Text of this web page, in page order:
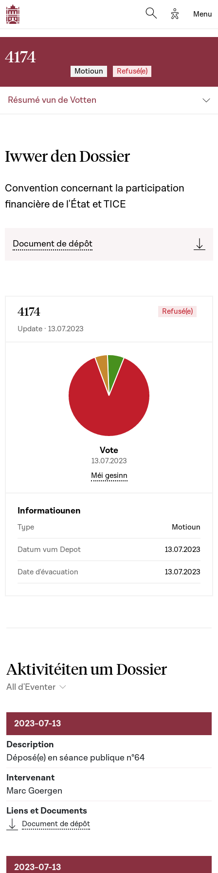
Options
Menu
4174
Motioun Refusé(e)
Résumé vun de Votten
Iwwer den Dossier
Convention concernant la participation
financière de l'État et TICE
Document de dépôt
4174
Refusé(e)
Update · 13.07.2023
Vote
13.07.2023
Méi gesinn
Informatiounen
Type Motioun
Datum vum Depot 13.07.2023
Date d'évacuation 13.07.2023
Aktivitéiten um Dossier
All d'Eventer
Aktivitéiten um Dossier
Déposé(e) en séance publique n°64
Marc Goergen
Document de dépôt